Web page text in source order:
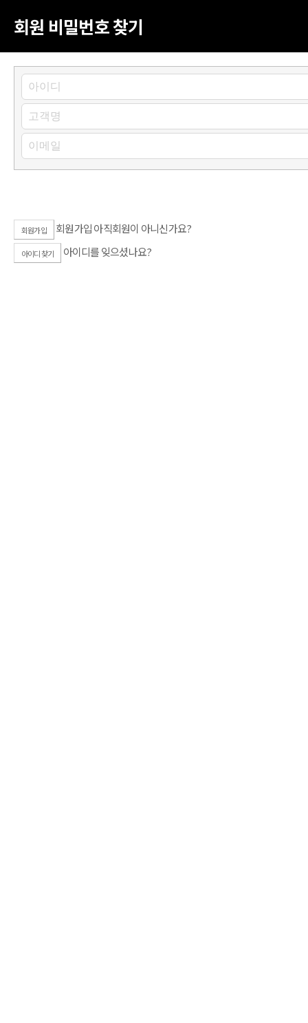
회원 비밀번호 찾기
회원가입 회원가입 아직회원이 아니신가요?
아이디 찾기 아이디를 잊으셨나요?